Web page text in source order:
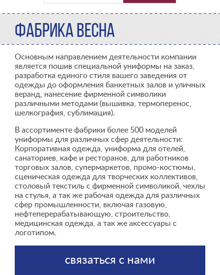
ФАБРИКА ВЕСНА
Основным направлением деятельности компании
является пошив специальной униформы на заказ,
разработка единого стиля вашего заведения от
одежды до оформления банкетных залов и уличных
веранд, нанесение фирменной символики
различными методами (вышивка, термоперенос,
шелкография, сублимация).
В ассортименте фабрики более 500 моделей
униформы для различных сфер деятельности:
Корпоративная одежда, униформа для отелей,
санаториев, кафе и ресторанов, для работников
торговых залов, супермаркетов, промо-костюмы,
сценическая одежда для творческих коллективов,
столовый текстиль с фирменной символикой, чехлы
на стулья, а так же рабочая одежда для различных
сфер промышленности, включая газовую,
нефтеперерабатывающую, строительство,
медицинская одежда, а так же аксессуары с
логотипом.
связаться с нами